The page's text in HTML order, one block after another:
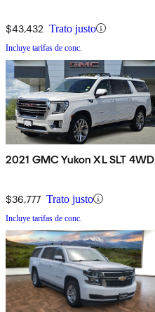
$43,432 Trato justo
Incluye tarifas de conc.
2021 GMC Yukon XL SLT 4WD
$36,777 Trato justo
Incluye tarifas de conc.